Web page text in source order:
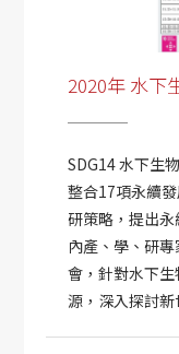
2020年 水下
SDG14 水下生
整合17項永續
研策略，提出
內產、學、研
會，針對水下
源，深入探討